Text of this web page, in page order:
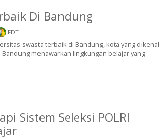
Di Bandung
FDT
swasta terbaik di Bandung, kota yang dikenal
menawarkan lingkungan belajar yang
Sistem Seleksi POLRI